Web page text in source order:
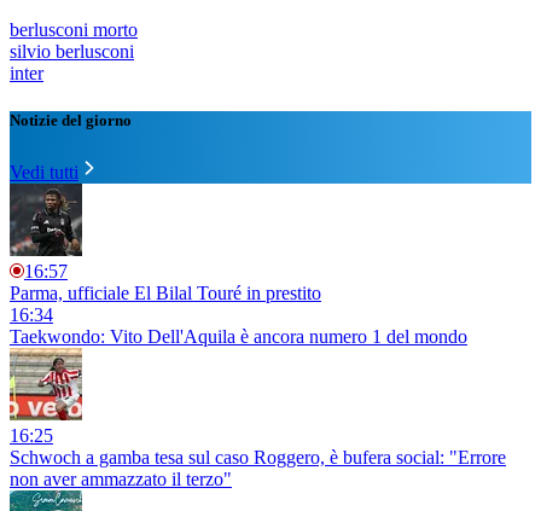
berlusconi morto
silvio berlusconi
inter
Notizie del giorno
Vedi tutti
16:57
Parma, ufficiale El Bilal Touré in prestito
16:34
Taekwondo: Vito Dell'Aquila è ancora numero 1 del mondo
16:25
Schwoch a gamba tesa sul caso Roggero, è bufera social: "Errore
non aver ammazzato il terzo"